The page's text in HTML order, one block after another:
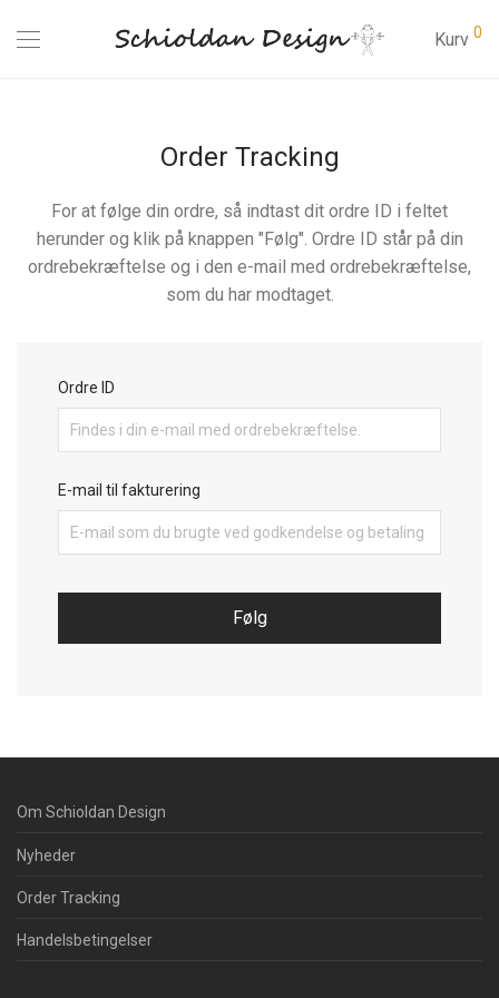
Kurv 0
Order Tracking
For at følge din ordre, så indtast dit ordre ID i feltet
herunder og klik på knappen "Følg". Ordre ID står på din
ordrebekræftelse og i den e-mail med ordrebekræftelse,
som du har modtaget.
Ordre ID
E-mail til fakturering
Følg
Om Schioldan Design
Nyheder
Order Tracking
Handelsbetingelser